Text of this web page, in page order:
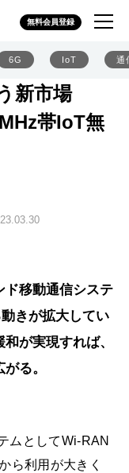
無料会員登録
6G IoT 通
新市場
帯IoT無
ド移動通信システ
きが拡大してい
が実現すれば、
る。
ムとしてWi-RAN
ら利用が大きく